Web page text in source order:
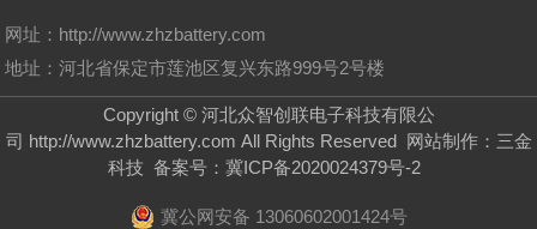
网址：http://www.zhzbattery.com
地址：河北省保定市莲池区复兴东路999号2号楼
Copyright © 河北众智创联电子科技有限公
司 http://www.zhzbattery.com All Rights Reserved 网站制作： 三金
科技 备案号： 冀ICP备2020024379号-2
冀公网安备 13060602001424号